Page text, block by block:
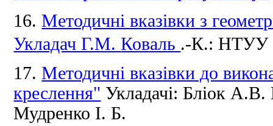
16.Методичні вказівкиз
Укладач Г.М.Коваль .-К.: НТУУ
17.Методичні вказівки до
креслення" Укладачі: Бліок А.В.
Мудренко І. Б.